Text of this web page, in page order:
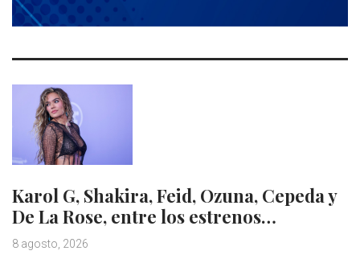
Karol G, Shakira, Feid, Ozuna, Cepeda y
De La Rose, entre los estrenos…
8 agosto, 2026